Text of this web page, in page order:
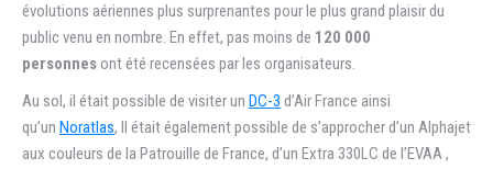
évolutions aériennes plus surprenantes pour le plus grand plaisir du
public venu en nombre. En effet, pas moins de 120 000
personnesont été recensées par les organisateurs.
Au sol, il était possible de visiter un DC-3 d’Air France ainsi
qu’un Noratlas, Il était également possible de s’approcher d’un Alphajet
aux couleurs de la Patrouille de France, d’un Extra 330LC de l’EVAA ,